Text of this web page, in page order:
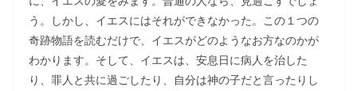
う。しかし、イエスにはそれができなかった。この１つの
奇跡物語を読むだけで、イエスがどのようなお方なのかが
わかります。そして、イエスは、安息日に病人を治した
り、罪人と共に過ごしたり、自分は神の子だと言ったりし